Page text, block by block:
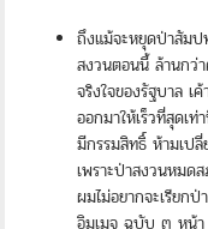
ถึงแม้จะหยุดป่าสัมป
สงวนตอนนี้ ล้านกว่
จริงใจของรัฐบาล เ
ออกมาให้เร็วที่สุดเ
มีกรรมสิทธิ์ ห้ามเปลี่
เพราะป่าสงวนหมด
ผมไม่อยากจะเรียกป่
อิมเมจ ฉบับ ๓ หน้